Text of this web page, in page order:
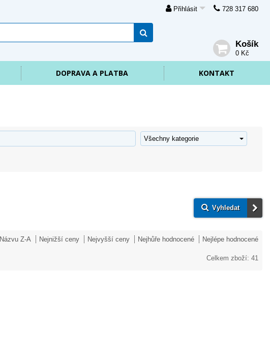
Přihlásit 728 317 680
Košík
0 Kč
DOPRAVA A PLATBA KONTAKT
Vyhledat
Názvu Z-A Nejnižší ceny Nejvyšší ceny Nejhůře hodnocené Nejlépe hodnocené
Celkem zboží: 41